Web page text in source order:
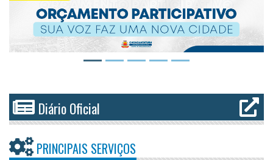
Diário Oficial
PRINCIPAIS SERVIÇOS